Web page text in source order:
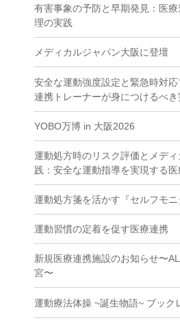
有害事象の予防と早期発見：医
理の実践
メディカルジャパン大阪に登壇
安全な運動強度設定と緊急時対
連携トレーナーが身につけるべ
YOBO万博 in 大阪2026
運動処方時のリスク評価とメデ
践：安全な運動指導を実現する
運動処方箋を活かす『セルフモニ
運動習慣の定着を促す医療連携
新規医療連携施設のお知らせ〜
宮〜
運動療法体操 ~誕生物語~ ブック